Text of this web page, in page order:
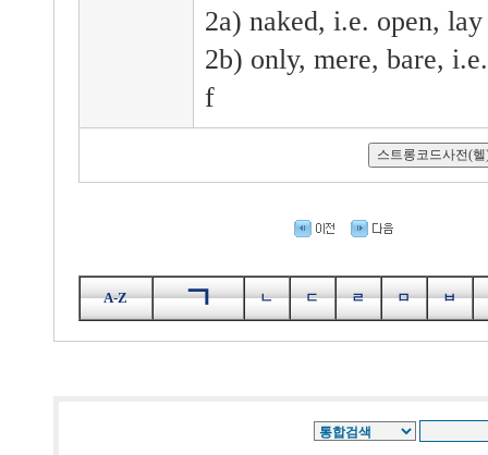
2a) naked, i.e. open, lay
2b) only, mere, bare,
f
A-Z ㄱ ㄴ ㄷ ㄹ ㅁ ㅂ